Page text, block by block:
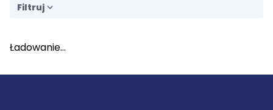
Filtruj
Ładowanie...